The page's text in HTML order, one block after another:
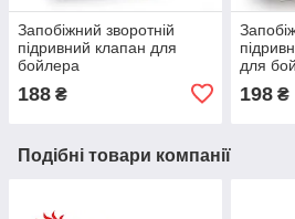
Запобіжний зворотній
підривний клапан для
бойлера
188 ₴
для
198₴
Подібні товари компанії